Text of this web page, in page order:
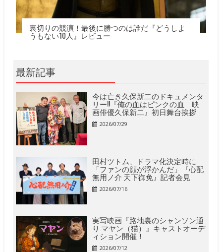
裏切りの競演！最後に勝つのは誰だ『どうしよ
うもない10人』レビュー
最新記事
今は亡き久保新二のドキュメンタ
リー!!『俺の血はピンクの血 映
画俳優久保新二』初日舞台挨拶
2026/07/29
田村ツトム、ドラマ化決定時に
「ファンの顔が浮かんだ」『心配
無用ノ介 天下御免』記者会見
2026/07/16
実写映画『路地裏のシャンソン通
り マヤン（猫）』キャストオーデ
ィション開催！
2026/07/12